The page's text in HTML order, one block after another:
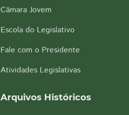
Câmara Jovem
Escola do Legislativo
Fale com o Presidente
Atividades Legislativas
Arquivos Históricos